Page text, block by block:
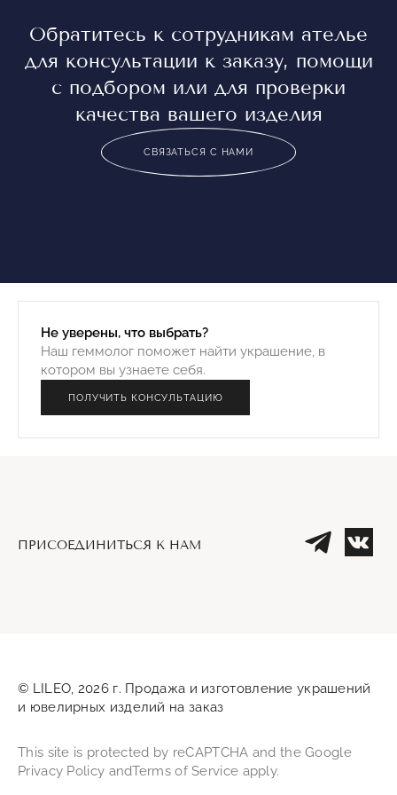
Обратитесь к сотрудникам ателье
для консультации к заказу, помощи
с подбором или для проверки
качества вашего изделия
СВЯЗАТЬСЯ С НАМИ
Не уверены, что выбрать?
Наш геммолог поможет найти украшение, в
котором вы узнаете себя.
ПОЛУЧИТЬ КОНСУЛЬТАЦИЮ
ПРИСОЕДИНИТЬСЯ К НАМ Телеграм
Вк
© LILEO, 2026 г. Продажа и изготовление украшений
и ювелирных изделий на заказ
This site is protected by reCAPTCHA and the Google
Privacy Policy andTerms of Service apply.